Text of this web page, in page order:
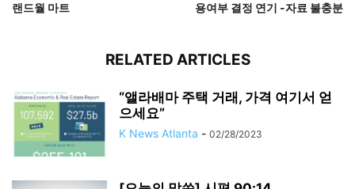
랜드월 마트
용여부 결정 연기 -자료 불충분
RELATED ARTICLES
“앨라배마 주택 거래, 가격 여기서 얻
으세요”
K News Atlanta - 02/28/2023